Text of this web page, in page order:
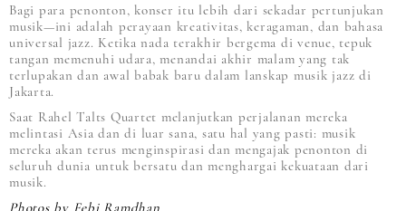
Bagi para penonton, konser itu lebih dari sekadar pertunjukan
musik—ini adalah perayaan kreativitas, keragaman, dan bahasa
universal jazz. Ketika nada terakhir bergema di venue, tepuk
tangan memenuhi udara, menandai akhir malam yang tak
terlupakan dan awal babak baru dalam lanskap musik jazz di
Jakarta.
Saat Rahel Talts Quartet melanjutkan perjalanan mereka
melintasi Asia dan di luar sana, satu hal yang pasti: musik
mereka akan terus menginspirasi dan mengajak penonton di
seluruh dunia untuk bersatu dan menghargai kekuataan dari
musik.
Photos by Febi Ramdhan